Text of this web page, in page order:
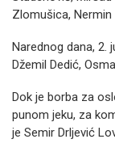
Zlomušica, Nermin
Narednog dana, 2.
Džemil Dedić,
Dok je borba za
punom jeku, za
je Semir Drljević